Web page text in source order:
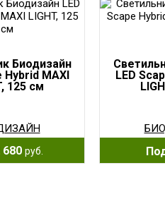
Биодизайн
Hybrid MAXI
125 см
руб.
LED